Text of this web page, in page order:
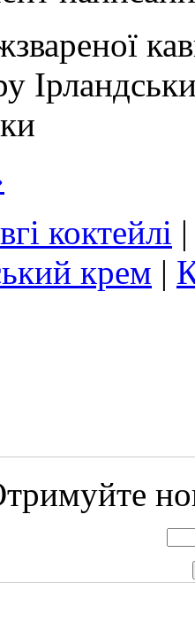
коктейлі
крем |